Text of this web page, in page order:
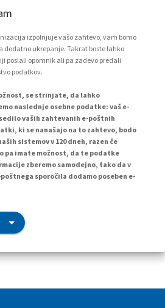
izpolnjuje vašo zahtevo, vam bomo
dodatno ukrepanje. Takrat boste lahko
poslali opomnik ali pa zadevo predali
podatkov.
se strinjate, da lahko
naslednje osebne podatke: vaš e-
vaših zahtevanih e-poštnih
ki se nanašajo na to zahtevo, bodo
sistemov v 120 dneh, razen če
pa imate možnost, da te podatke
zberemo samodejno, tako da v
sporočila dodamo poseben e-